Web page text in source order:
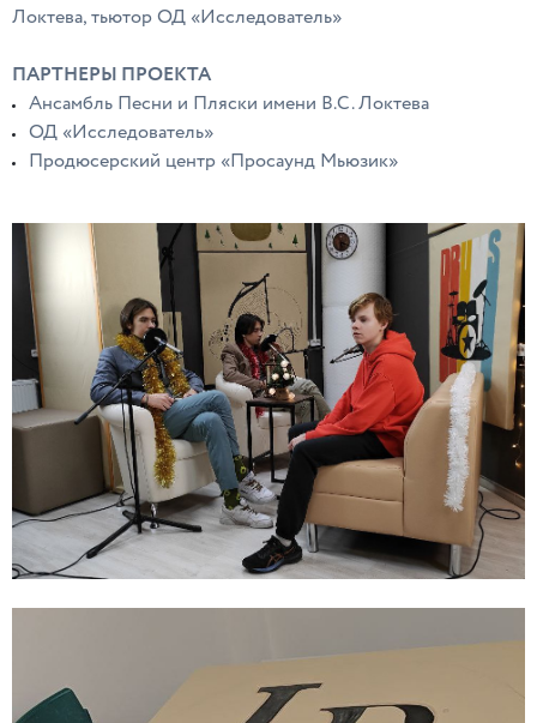
Локтева, тьютор ОД «Исследователь»
ПАРТНЕРЫ ПРОЕКТА
Ансамбль Песни и Пляски имени В.С. Локтева
ОД «Исследователь»
Продюсерский центр «Просаунд Мьюзик»